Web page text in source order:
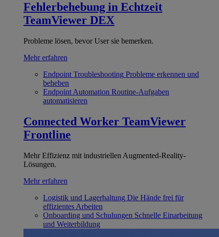
Fehlerbehebung in Echtzeit
TeamViewer DEX
Probleme lösen, bevor User sie bemerken.
Mehr erfahren
Endpoint Troubleshooting Probleme erkennen und
beheben
Endpoint Automation Routine-Aufgaben
automatisieren
Connected Worker TeamViewer
Frontline
Mehr Effizienz mit industriellen Augmented-Reality-
Lösungen.
Mehr erfahren
Logistik und Lagerhaltung Die Hände frei für
effizientes Arbeiten
Onboarding und Schulungen Schnelle Einarbeitung
und Weiterbildung